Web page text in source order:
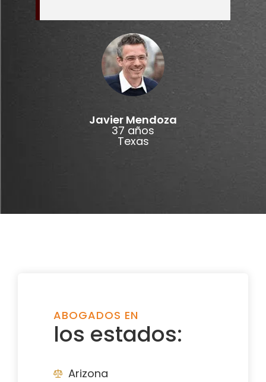
Javier Mendoza
37 años
Texas
ABOGADOS EN
los estados:
Arizona